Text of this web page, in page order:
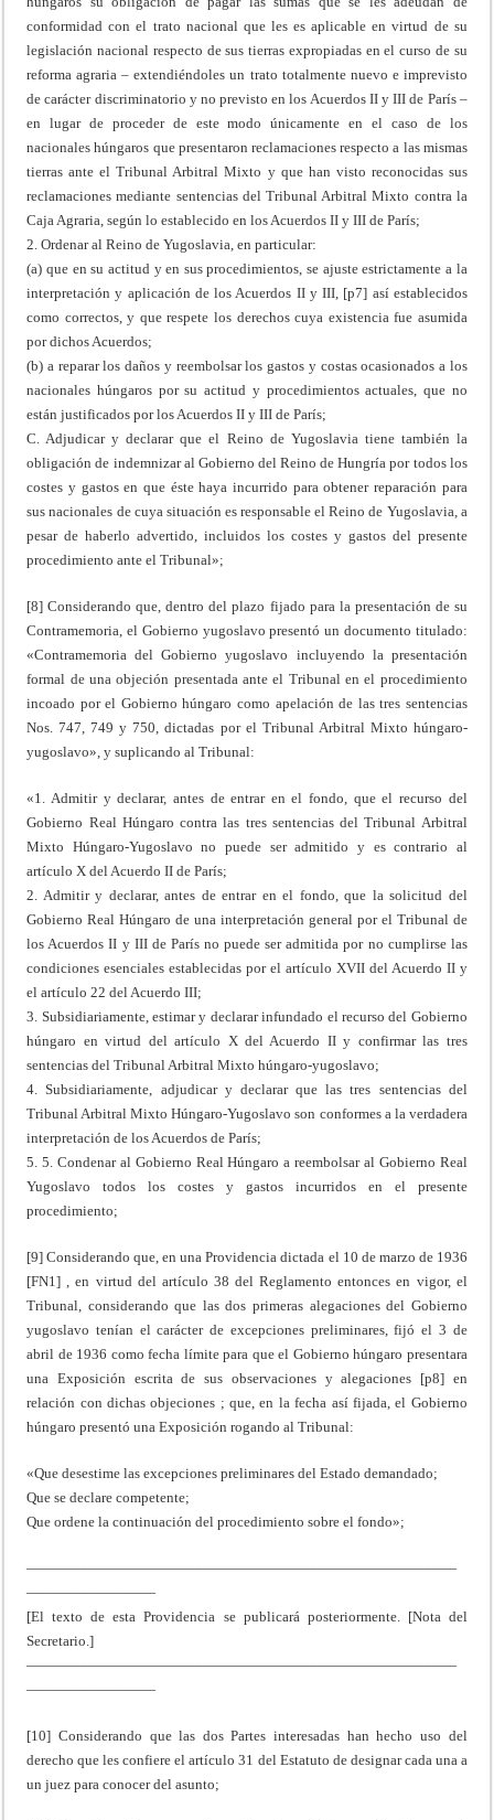
conformidad con el trato nacional que les es aplicable en virtud de su
legislación nacional respecto de sus tierras expropiadas en el curso de su
reforma agraria – extendiéndoles un trato totalmente nuevo e imprevisto
de carácter discriminatorio y no previsto en los Acuerdos II y III de París –
en lugar de proceder de este modo únicamente en el caso de los
nacionales húngaros que presentaron reclamaciones respecto a las mismas
tierras ante el Tribunal Arbitral Mixto y que han visto reconocidas sus
reclamaciones mediante sentencias del Tribunal Arbitral Mixto contra la
Caja Agraria, según lo establecido en los Acuerdos II y III de París;
2. Ordenar al Reino de Yugoslavia, en particular:
(a) que en su actitud y en sus procedimientos, se ajuste estrictamente a la
interpretación y aplicación de los Acuerdos II y III, [p7] así establecidos
como correctos, y que respete los derechos cuya existencia fue asumida
por dichos Acuerdos;
(b) a reparar los daños y reembolsar los gastos y costas ocasionados a los
nacionales húngaros por su actitud y procedimientos actuales, que no
están justificados por los Acuerdos II y III de París;
C. Adjudicar y declarar que el Reino de Yugoslavia tiene también la
obligación de indemnizar al Gobierno del Reino de Hungría por todos los
costes y gastos en que éste haya incurrido para obtener reparación para
sus nacionales de cuya situación es responsable el Reino de Yugoslavia, a
pesar de haberlo advertido, incluidos los costes y gastos del presente
procedimiento ante el Tribunal»;
[8] Considerando que, dentro del plazo fijado para la presentación de su
Contramemoria, el Gobierno yugoslavo presentó un documento titulado:
«Contramemoria del Gobierno yugoslavo incluyendo la presentación
formal de una objeción presentada ante el Tribunal en el procedimiento
incoado por el Gobierno húngaro como apelación de las tres sentencias
Nos. 747, 749 y 750, dictadas por el Tribunal Arbitral Mixto húngaro-
yugoslavo», y suplicando al Tribunal:
«1. Admitir y declarar, antes de entrar en el fondo, que el recurso del
Gobierno Real Húngaro contra las tres sentencias del Tribunal Arbitral
Mixto Húngaro-Yugoslavo no puede ser admitido y es contrario al
artículo X del Acuerdo II de París;
2. Admitir y declarar, antes de entrar en el fondo, que la solicitud del
Gobierno Real Húngaro de una interpretación general por el Tribunal de
los Acuerdos II y III de París no puede ser admitida por no cumplirse las
condiciones esenciales establecidas por el artículo XVII del Acuerdo II y
el artículo 22 del Acuerdo III;
3. Subsidiariamente, estimar y declarar infundado el recurso del Gobierno
húngaro en virtud del artículo X del Acuerdo II y confirmar las tres
sentencias del Tribunal Arbitral Mixto húngaro-yugoslavo;
4. Subsidiariamente, adjudicar y declarar que las tres sentencias del
Tribunal Arbitral Mixto Húngaro-Yugoslavo son conformes a la verdadera
interpretación de los Acuerdos de París;
5. 5. Condenar al Gobierno Real Húngaro a reembolsar al Gobierno Real
Yugoslavo todos los costes y gastos incurridos en el presente
procedimiento;
[9] Considerando que, en una Providencia dictada el 10 de marzo de 1936
[FN1] , en virtud del artículo 38 del Reglamento entonces en vigor, el
Tribunal, considerando que las dos primeras alegaciones del Gobierno
yugoslavo tenían el carácter de excepciones preliminares, fijó el 3 de
abril de 1936 como fecha límite para que el Gobierno húngaro presentara
una Exposición escrita de sus observaciones y alegaciones [p8] en
relación con dichas objeciones ; que, en la fecha así fijada, el Gobierno
húngaro presentó una Exposición rogando al Tribunal:
«Que desestime las excepciones preliminares del Estado demandado;
Que se declare competente;
Que ordene la continuación del procedimiento sobre el fondo»;
——————————————————————————————
—————————
[El texto de esta Providencia se publicará posteriormente. [Nota del
Secretario.]
——————————————————————————————
—————————
[10] Considerando que las dos Partes interesadas han hecho uso del
derecho que les confiere el artículo 31 del Estatuto de designar cada una a
un juez para conocer del asunto;